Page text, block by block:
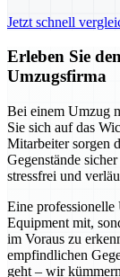
Jetzt schnell
Erleben Sie
Umzugsfirma
Bei einem Umzug
Sie sich auf das
Mitarbeiter sorgen
Gegenstände
stressfrei und
Eine
Equipment mit,
im Voraus zu
empfindlichen
geht – wir